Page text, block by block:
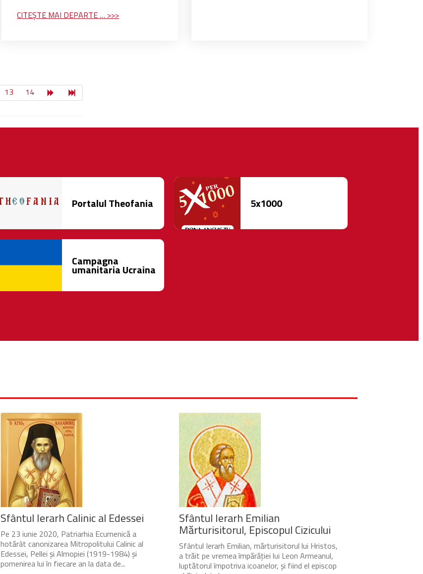
CITEȘTE MAI DEPARTE …
13 14
Portalul Theofania 5x1000
Campagna
umanitaria Ucraina
Sfântul Ierarh Calinic al Edessei
Pe 23 iunie 2020, Patriarhia Ecumenică a
hotărât canonizarea Mitropolitului Calinic al
Edessei, Pellei și Almopiei (1919-1984) și
pomenirea lui în fiecare an la data de...
Sfântul Ierarh Emilian
Mărturisitorul, Episcopul Cizicului
Sfântul Ierarh Emilian, mărturisitorul lui Hristos,
a trăit pe vremea împărăției lui Leon Armeanul,
luptătorul împotriva icoanelor, și fiind el episcop